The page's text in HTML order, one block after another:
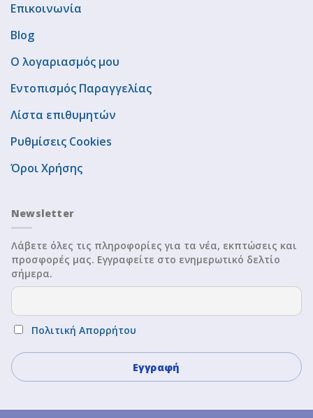
Επικοινωνία
Blog
Ο λογαριασμός μου
Εντοπισμός Παραγγελίας
Λίστα επιθυμητών
Ρυθμίσεις Cookies
Όροι Χρήσης
Newsletter
Λάβετε όλες τις πληροφορίες για τα νέα, εκπτώσεις και
προσφορές μας. Εγγραφείτε στο ενημερωτικό δελτίο
σήμερα.
Πολιτική Απορρήτου